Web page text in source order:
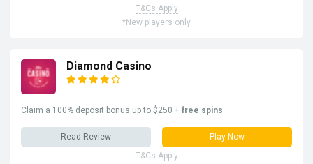
T&Cs Apply
*New players only
Diamond Casino
Claim a 100% deposit bonus up to $250 + free spins
Read Review
Play Now
T&Cs Apply